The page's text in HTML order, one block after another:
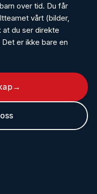
over tid. Du får
vårt (bilder,
du ser direkte
er ikke bare en
→